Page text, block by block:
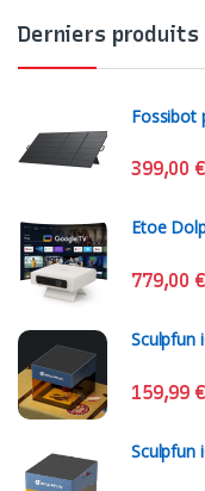
Derniers produits
Fossibot
399,00€
Etoe
779,00€
Sculpfun
159,99€
Sculpfun